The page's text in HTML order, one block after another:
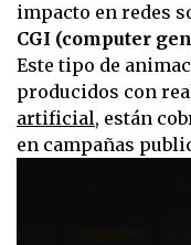
impacto en redes
CGI (computer
Este tipo de
producidos con
artificial, están
en campañas